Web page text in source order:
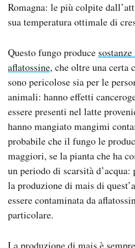
Romagna: le più colpite
sua temperatura ottimale di
Questo fungo produce
aflatossine, che oltre una certa
sono pericolose sia per le
animali: hanno effetti
essere presenti nel latte
hanno mangiato mangimi
probabile che il fungo le
maggiori, se la pianta che ha
un periodo di scarsità d’acqua:
la produzione di mais di
essere contaminata da
particolare.